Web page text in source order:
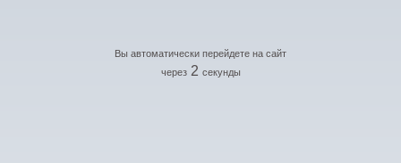
Вы автоматически перейдете на сайт
через 2 секунды